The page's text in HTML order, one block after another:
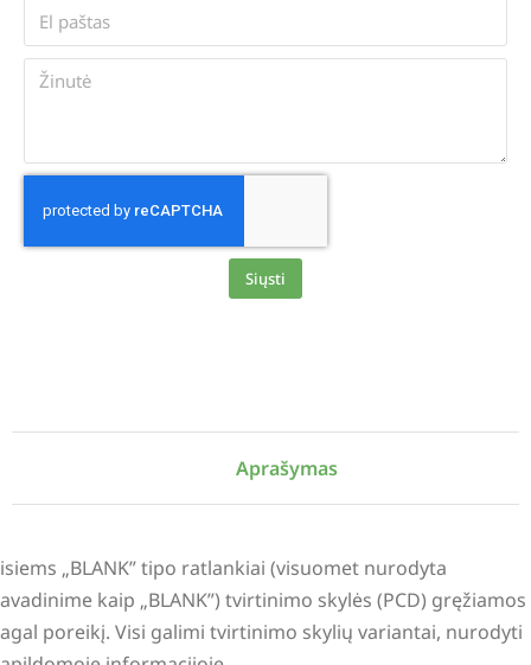
Siųsti
Aprašymas
„BLANK” tipo ratlankiai (visuomet nurodyta
kaip „BLANK”) tvirtinimo skylės (PCD) gręžiamos
poreikį. Visi galimi tvirtinimo skylių variantai, nurodyti